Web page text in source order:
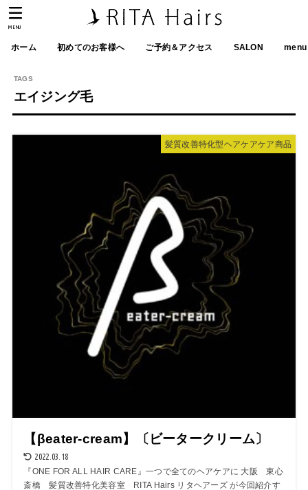
ホーム 初めてのお客様へ ご予約＆アクセス SALON menu
MENU
エイジング毛
髪質改善特化型ヘアケアケア商品
【βeater-cream】〔ビータークリーム〕
2022.03.18
『ONE FOR ALL HAIR CARE』一つで全てのヘアケアに 大阪 東心
斎橋 髪質改善特化美容室 RITA Hairs リタヘアーズ が今回紹介す